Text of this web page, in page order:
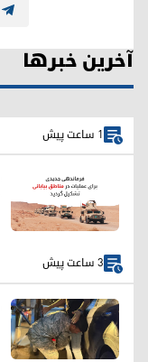
آخرین خبرها
1 ساعت پیش
3 ساعت پیش